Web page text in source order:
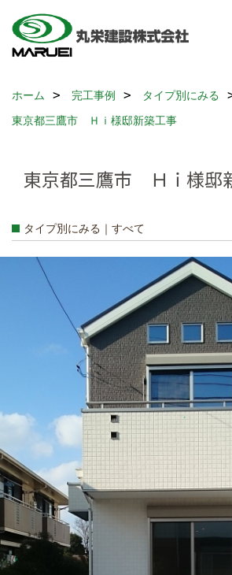
ホーム 完工事例 タイプ別にみる
東京都三鷹市 Ｈｉ様邸新築工事
東京都三鷹市 Ｈｉ様邸
タイプ別にみる｜すべて